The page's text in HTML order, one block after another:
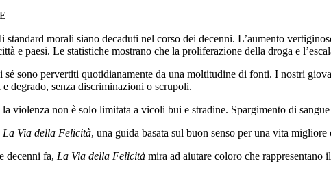
standard morali siano decaduti nel corso dei decenni. L’aumento
e paesi. Le statistiche mostrano che la proliferazione della droga e
sé sono pervertiti quotidianamente da una moltitudine di fonti. I nostri
degrado, senza discriminazioni o scrupoli.
violenza non è solo limitata a vicoli bui e stradine. Spargimento di
La Via della Felicità, una guida basata sul buon senso per una vita
decenni fa, La Via della Felicità mira ad aiutare coloro che